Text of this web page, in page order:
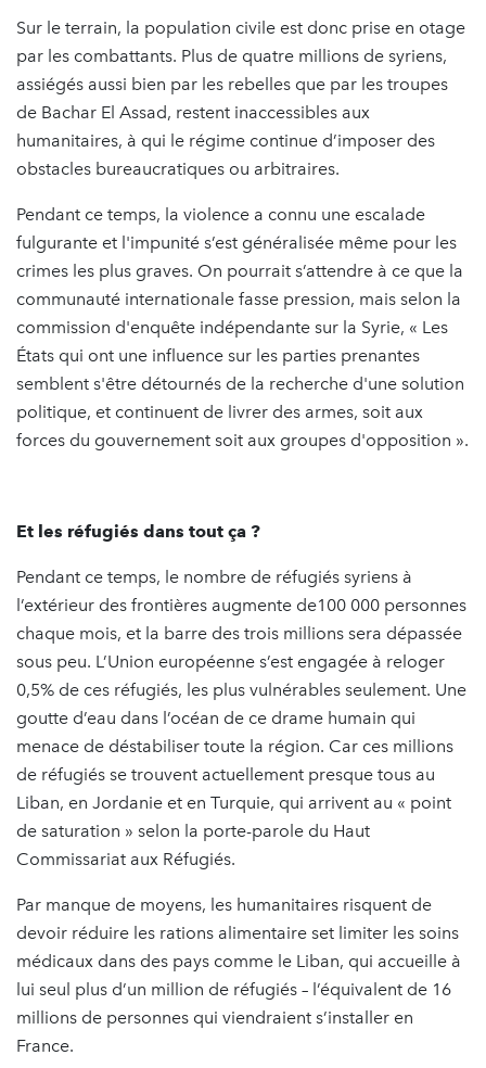
Sur le terrain, la population civile est donc prise en otage
par les combattants. Plus de quatre millions de syriens,
assiégés aussi bien par les rebelles que par les troupes
de Bachar El Assad, restent inaccessibles aux
humanitaires, à qui le régime continue d’imposer des
obstacles bureaucratiques ou arbitraires.
Pendant ce temps, la violence a connu une escalade
fulgurante et l'impunité s’est généralisée même pour les
crimes les plus graves. On pourrait s’attendre à ce que la
communauté internationale fasse pression, mais selon la
commission d'enquête indépendante sur la Syrie, « Les
États qui ont une influence sur les parties prenantes
semblent s'être détournés de la recherche d'une solution
politique, et continuent de livrer des armes, soit aux
forces du gouvernement soit aux groupes d'opposition ».
Et les réfugiés dans tout ça ?
Pendant ce temps, le nombre de réfugiés syriens à
l’extérieur des frontières augmente de100 000 personnes
chaque mois, et la barre des trois millions sera dépassée
sous peu. L’Union européenne s’est engagée à reloger
0,5% de ces réfugiés, les plus vulnérables seulement. Une
goutte d’eau dans l’océan de ce drame humain qui
menace de déstabiliser toute la région. Car ces millions
de réfugiés se trouvent actuellement presque tous au
Liban, en Jordanie et en Turquie, qui arrivent au « point
de saturation » selon la porte-parole du Haut
Commissariat aux Réfugiés.
Par manque de moyens, les humanitaires risquent de
devoir réduire les rations alimentaire set limiter les soins
médicaux dans des pays comme le Liban, qui accueille à
lui seul plus d’un million de réfugiés – l’équivalent de 16
millions de personnes qui viendraient s’installer en
France.